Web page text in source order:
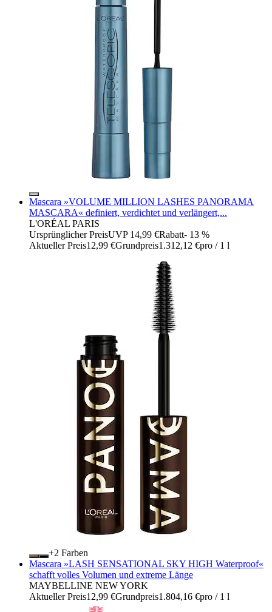
Mascara »VOLUME MILLION LASHES PANORAMA
MASCARA« definiert, verdichtet und verlängert,...
L'ORÉAL PARIS
Ursprünglicher PreisUVP 14,99 €Rabatt- 13 %
Aktueller Preis12,99 €Grundpreis1.312,12 €pro / 1 l
+
Farben
Mascara »LASH SENSATIONAL SKY HIGH Waterproof«
schafft volles Volumen und extreme Länge
MAYBELLINE NEW YORK
Aktueller Preis12,99 €Grundpreis1.804,16 €pro / 1 l